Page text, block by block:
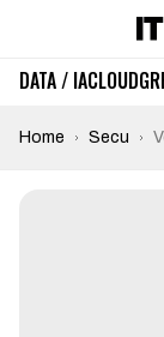
DATA / IACLOUD
Home Secu